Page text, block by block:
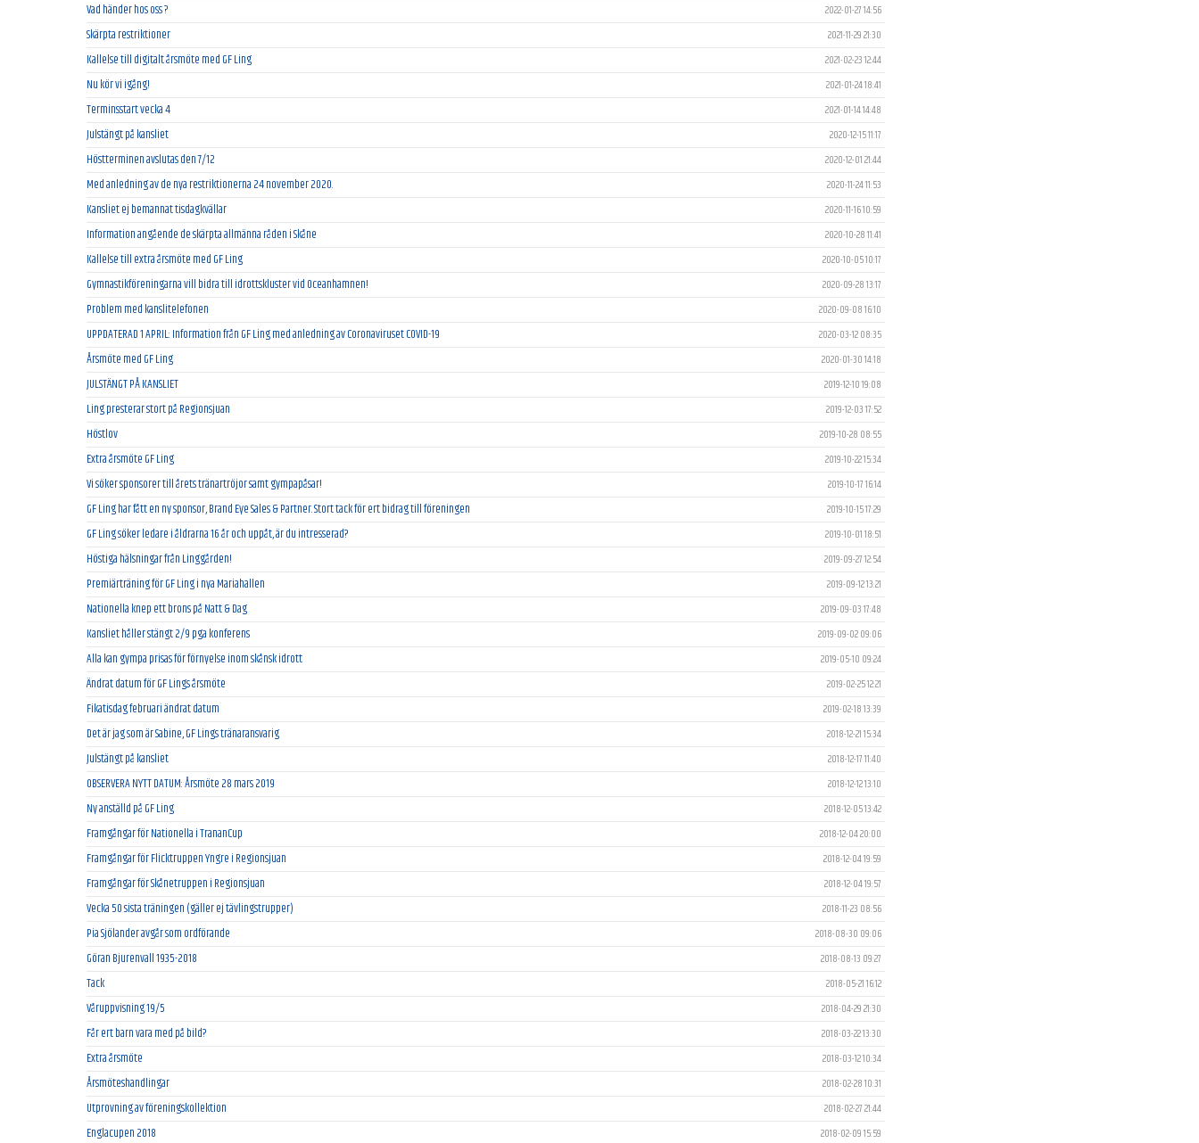
Vad händer hos oss ? 2022-01-27 14:56
Skärpta restriktioner 2021-11-29 21:30
Kallelse till digitalt årsmöte med GF Ling 2021-02-23 12:44
Nu kör vi igång! 2021-01-24 18:41
Terminsstart vecka 4 2021-01-14 14:48
Julstängt på kansliet 2020-12-15 11:17
Höstterminen avslutas den 7/12 2020-12-01 21:44
Med anledning av de nya restriktionerna 24 november 2020. 2020-11-24 11:53
Kansliet ej bemannat tisdagkvällar 2020-11-16 10:59
Information angående de skärpta allmänna råden i Skåne 2020-10-28 11:41
Kallelse till extra årsmöte med GF Ling 2020-10-05 10:17
Gymnastikföreningarna vill bidra till idrottskluster vid Oceanhamnen! 2020-09-28 13:17
Problem med kanslitelefonen 2020-09-08 16:10
UPPDATERAD 1 APRIL: Information från GF Ling med anledning av Coronaviruset COVID-19 2020-03-12 08:35
Årsmöte med GF Ling 2020-01-30 14:18
JULSTÄNGT PÅ KANSLIET 2019-12-10 19:08
Ling presterar stort på Regionsjuan 2019-12-03 17:52
Höstlov 2019-10-28 08:55
Extra årsmöte GF Ling 2019-10-22 15:34
Vi söker sponsorer till årets tränartröjor samt gympapåsar! 2019-10-17 16:14
GF Ling har fått en ny sponsor, Brand Eye Sales & Partner. Stort tack för ert bidrag till föreningen 2019-10-15 17:29
GF Ling söker ledare i åldrarna 16 år och uppåt, är du intresserad? 2019-10-01 18:51
Höstiga hälsningar från Linggården! 2019-09-27 12:54
Premiärträning för GF Ling i nya Mariahallen 2019-09-12 13:21
Nationella knep ett brons på Natt & Dag 2019-09-03 17:48
Kansliet håller stängt 2/9 pga konferens 2019-09-02 09:06
Alla kan gympa prisas för förnyelse inom skånsk idrott 2019-05-10 09:24
Ändrat datum för GF Lings årsmöte 2019-02-25 12:21
Fikatisdag februari ändrat datum 2019-02-18 13:39
Det är jag som är Sabine, GF Lings tränaransvarig 2018-12-21 15:34
Julstängt på kansliet 2018-12-17 11:40
OBSERVERA NYTT DATUM: Årsmöte 28 mars 2019 2018-12-12 13:10
Ny anställd på GF Ling 2018-12-05 13:42
Framgångar för Nationella i TrananCup 2018-12-04 20:00
Framgångar för Flicktruppen Yngre i Regionsjuan 2018-12-04 19:59
Framgångar för Skånetruppen i Regionsjuan 2018-12-04 19:57
Vecka 50 sista träningen (gäller ej tävlingstrupper) 2018-11-23 08:56
Pia Sjölander avgår som ordförande 2018-08-30 09:06
Göran Bjurenvall 1935-2018 2018-08-13 09:27
Tack 2018-05-21 16:12
Våruppvisning 19/5 2018-04-29 21:30
Får ert barn vara med på bild? 2018-03-22 13:30
Extra årsmöte 2018-03-12 10:34
Årsmöteshandlingar 2018-02-28 10:31
Utprovning av föreningskollektion 2018-02-27 21:44
Englacupen 2018 2018-02-09 15:59